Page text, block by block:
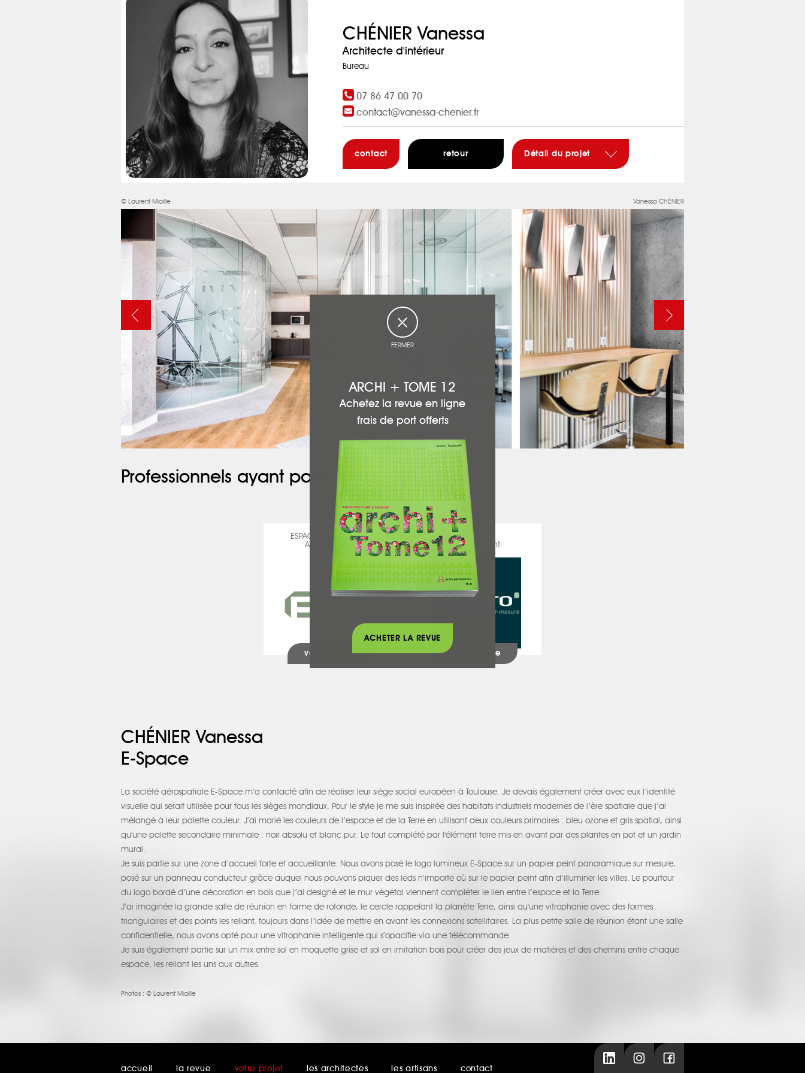
CHÉNIER Vanessa
Architecte d'intérieur
Bureau
07 86 47 00 70
contact@vanessa-chenier.fr
contact retour Détail du projet
© Laurent Miaille Vanessa CHÉNIER
Professionnels ayant participé à ce projet :
ESPACES & VOLUMES
Agencement
voir la fiche
QUADRO
Agencement
voir la fiche
CHÉNIER Vanessa
E-Space
La société aérospatiale E-Space m’a contacté afin de réaliser leur siège social européen à Toulouse. Je devais également créer avec eux l’identité
visuelle qui serait utilisée pour tous les sièges mondiaux. Pour le style je me suis inspirée des habitats industriels modernes de l’ère spatiale que j’ai
mélangé à leur palette couleur. J’ai marié les couleurs de l’espace et de la Terre en utilisant deux couleurs primaires : bleu ozone et gris spatial, ainsi
qu'une palette secondaire minimale : noir absolu et blanc pur. Le tout complété par l'élément terre mis en avant par des plantes en pot et un jardin
mural.
Je suis partie sur une zone d’accueil forte et accueillante. Nous avons posé le logo lumineux E-Space sur un papier peint panoramique sur mesure,
posé sur un panneau conducteur grâce auquel nous pouvons piquer des leds n’importe où sur le papier peint afin d’illuminer les villes. Le pourtour
du logo bordé d’une décoration en bois que j’ai designé et le mur végétal viennent compléter le lien entre l’espace et la Terre.
J’ai imaginée la grande salle de réunion en forme de rotonde, le cercle rappelant la planète Terre, ainsi qu'une vitrophanie avec des formes
triangulaires et des points les reliant, toujours dans l’idée de mettre en avant les connexions satellitaires. La plus petite salle de réunion étant une salle
confidentielle, nous avons opté pour une vitrophanie intelligente qui s’opacifie via une télécommande.
Je suis également partie sur un mix entre sol en moquette grise et sol en imitation bois pour créer des jeux de matières et des chemins entre chaque
espace, les reliant les uns aux autres.
Photos : © Laurent Miaille
accueil la revue votre projet les architectes les artisans contact
FERMER
ARCHI + TOME 12
Achetez la revue en ligne
frais de port offerts
ACHETER LA REVUE